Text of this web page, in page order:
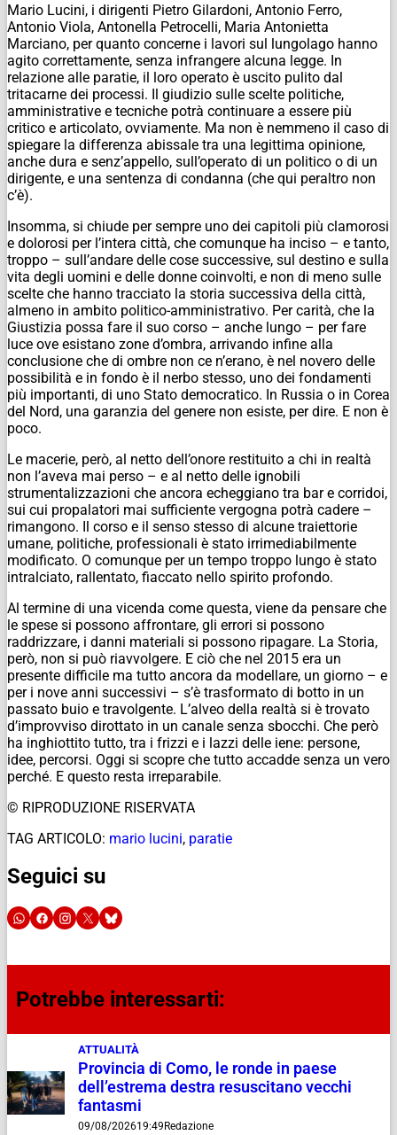
Mario Lucini, i dirigenti Pietro Gilardoni, Antonio Ferro,
Antonio Viola, Antonella Petrocelli, Maria Antonietta
Marciano, per quanto concerne i lavori sul lungolago hanno
agito correttamente, senza infrangere alcuna legge. In
relazione alle paratie, il loro operato è uscito pulito dal
tritacarne dei processi. Il giudizio sulle scelte politiche,
amministrative e tecniche potrà continuare a essere più
critico e articolato, ovviamente. Ma non è nemmeno il caso di
spiegare la differenza abissale tra una legittima opinione,
anche dura e senz’appello, sull’operato di un politico o di un
dirigente, e una sentenza di condanna (che qui peraltro non
c’è).
Insomma, si chiude per sempre uno dei capitoli più clamorosi
e dolorosi per l’intera città, che comunque ha inciso – e tanto,
troppo – sull’andare delle cose successive, sul destino e sulla
vita degli uomini e delle donne coinvolti, e non di meno sulle
scelte che hanno tracciato la storia successiva della città,
almeno in ambito politico-amministrativo. Per carità, che la
Giustizia possa fare il suo corso – anche lungo – per fare
luce ove esistano zone d’ombra, arrivando infine alla
conclusione che di ombre non ce n’erano, è nel novero delle
possibilità e in fondo è il nerbo stesso, uno dei fondamenti
più importanti, di uno Stato democratico. In Russia o in Corea
del Nord, una garanzia del genere non esiste, per dire. E non è
poco.
Le macerie, però, al netto dell’onore restituito a chi in realtà
non l’aveva mai perso – e al netto delle ignobili
strumentalizzazioni che ancora echeggiano tra bar e corridoi,
sui cui propalatori mai sufficiente vergogna potrà cadere –
rimangono. Il corso e il senso stesso di alcune traiettorie
umane, politiche, professionali è stato irrimediabilmente
modificato. O comunque per un tempo troppo lungo è stato
intralciato, rallentato, fiaccato nello spirito profondo.
Al termine di una vicenda come questa, viene da pensare che
le spese si possono affrontare, gli errori si possono
raddrizzare, i danni materiali si possono ripagare. La Storia,
però, non si può riavvolgere. E ciò che nel 2015 era un
presente difficile ma tutto ancora da modellare, un giorno – e
per i nove anni successivi – s’è trasformato di botto in un
passato buio e travolgente. L’alveo della realtà si è trovato
d’improvviso dirottato in un canale senza sbocchi. Che però
ha inghiottito tutto, tra i frizzi e i lazzi delle iene: persone,
idee, percorsi. Oggi si scopre che tutto accadde senza un vero
perché. E questo resta irreparabile.
© RIPRODUZIONE RISERVATA
TAG ARTICOLO: mario lucini, paratie
Seguici su
Potrebbe interessarti:
ATTUALITÀ
Provincia di Como, le ronde in paese
dell’estrema destra resuscitano vecchi
fantasmi
09/08/202619:49 Redazione